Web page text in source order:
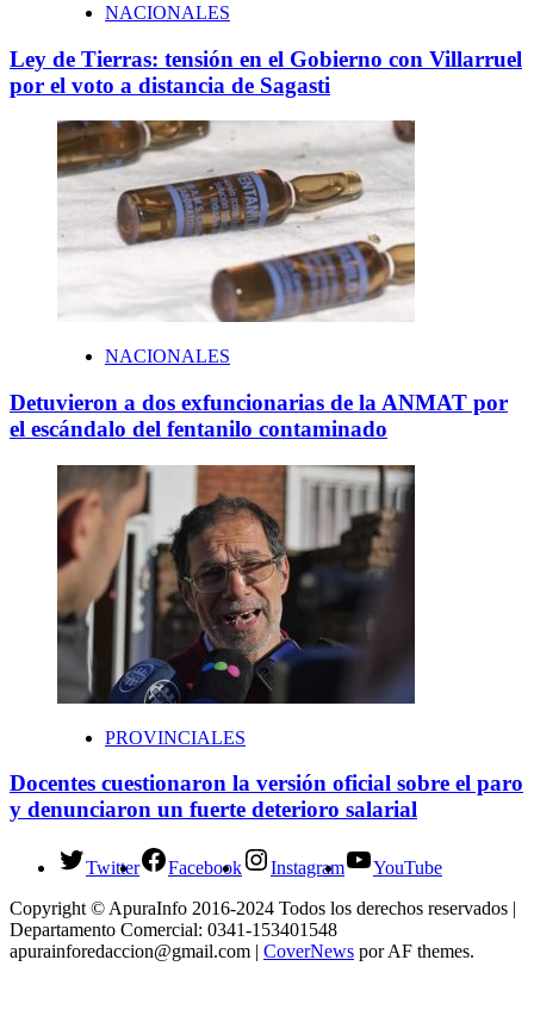
NACIONALES
Ley de Tierras: tensión en el Gobierno con Villarruel
por el voto a distancia de Sagasti
NACIONALES
Detuvieron a dos exfuncionarias de la ANMAT por
el escándalo del fentanilo contaminado
PROVINCIALES
Docentes cuestionaron la versión oficial sobre el paro
y denunciaron un fuerte deterioro salarial
Twitter Facebook Instagram
YouTube
Copyright © ApuraInfo 2016-2024 Todos los derechos reservados |
Departamento Comercial: 0341-153401548
apurainforedaccion@gmail.com | CoverNews por AF themes.